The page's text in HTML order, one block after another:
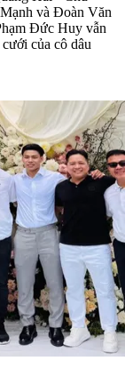
và Đoàn Văn
Đức Huy vẫn
của cô dâu